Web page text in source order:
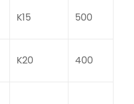
K15 500
K20 400